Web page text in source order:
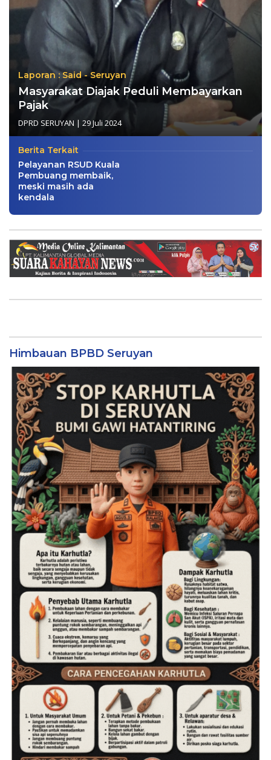
Laporan : Said - Seruyan
Masyarakat Diajak Peduli Membayarkan
Pajak
DPRD SERUYAN | 29 Juli 2024
Berita Terkait
Pelayanan RSUD Kuala
Pembuang membaik,
meski masih ada
kendala
Himbauan BPBD Seruyan